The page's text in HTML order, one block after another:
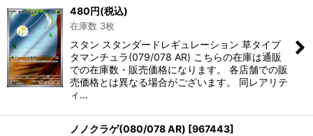
480円(税込)
在庫数 3枚
スタン スタンダードレギュレーション 草タイプ
タマンチュラ(079/078 AR) こちらの在庫は通販
での在庫数・販売価格になります。 各店舗での販
売価格とは異なる場合がございます。 同レアリテ
ィ…
ノノクラゲ(080/078 AR) [967443]